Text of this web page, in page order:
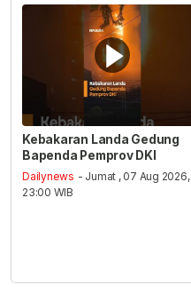
Kebakaran Landa Gedung
Bapenda Pemprov DKI
Dailynews - Jumat , 07 Aug 2026,
23:00 WIB